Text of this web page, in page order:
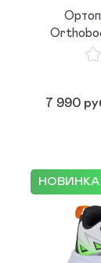
7 990
НОВИНКА